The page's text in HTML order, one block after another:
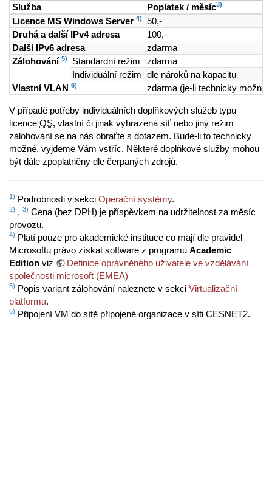
Služba Poplatek / měsíc3)
Licence MS Windows Server 4)
50,-
Druhá a další IPv4 adresa
100,-
Další IPv6 adresa
zdarma
Zálohování 5) Standardní režim
zdarma
Individuální režim dle nároků na kapacitu
Vlastní VLAN 6) zdarma (je-li technicky možné)
V případě potřeby individuálních doplňkových služeb typu
licence OS, vlastní či jinak vyhrazená síť nebo jiný režim
zálohování se na nás obraťte s dotazem. Bude-li to technicky
možné, vyjdeme Vám vstříc. Některé doplňkové služby mohou
být dále zpoplatněny dle čerpaných zdrojů.
1) Podrobnosti v sekci Operační systémy.
2) , 3) Cena (bez DPH) je příspěvkem na udržitelnost za měsíc
provozu.
4) Platí pouze pro akademické instituce co mají dle pravidel
Microsoftu právo získat software z programu Academic
Edition viz
Definice oprávněného uživatele ve vzdělávání
společnosti microsoft (EMEA)
5) Popis variant zálohování naleznete v sekci Virtualizační
platforma.
6) Připojení VM do sítě připojené organizace v síti CESNET2.